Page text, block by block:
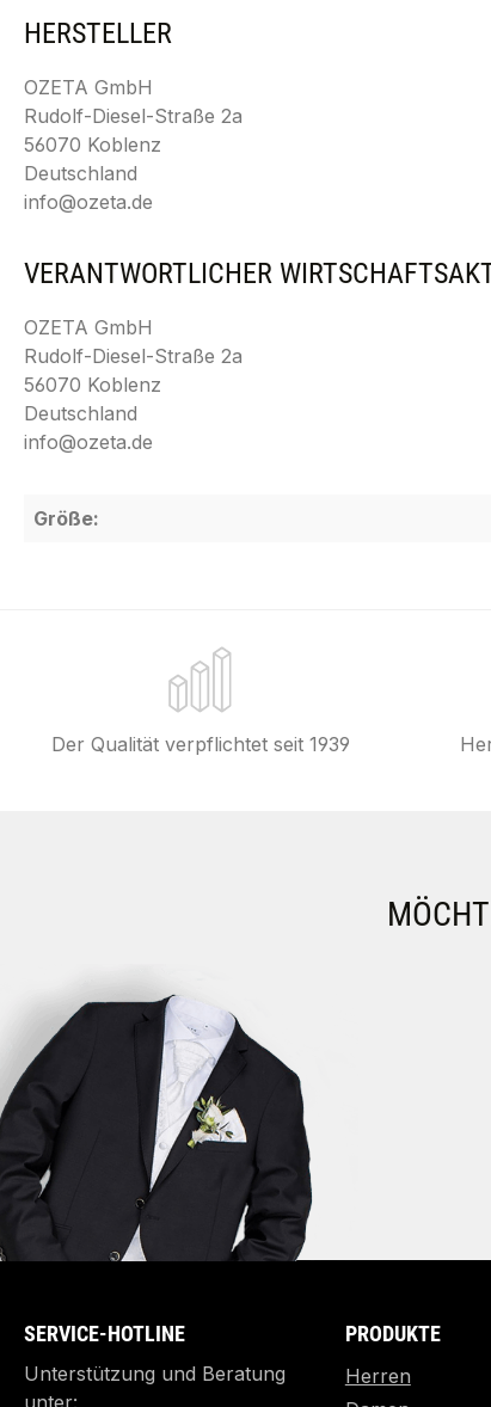
HERSTELLER
OZETA GmbH
Rudolf-Diesel-Straße 2a
56070 Koblenz
Deutschland
info@ozeta.de
VERANTWORTLICHER
OZETA GmbH
Rudolf-Diesel-Straße 2a
56070 Koblenz
Deutschland
info@ozeta.de
Größe:
Der Qualität verpflichtet seit 1939
SERVICE-HOTLINE
Unterstützung und Beratung
unter:
PRODUKTE
Herren